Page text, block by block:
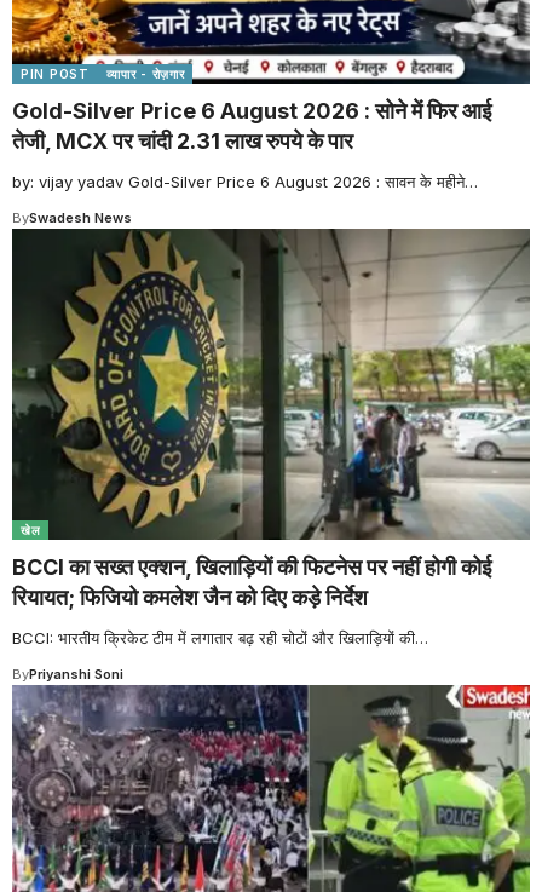
PIN POST व्यापार - रोज़गार
Gold-Silver Price 6 August 2026 : सोने में फिर आई
तेजी, MCX पर चांदी 2.31 लाख रुपये के पार
by: vijay yadav Gold-Silver Price 6 August 2026 : सावन के महीने…
BySwadesh News
खेल
BCCI का सख्त एक्शन, खिलाड़ियों की फिटनेस पर नहीं होगी कोई
रियायत; फिजियो कमलेश जैन को दिए कड़े निर्देश
BCCI: भारतीय क्रिकेट टीम में लगातार बढ़ रही चोटों और खिलाड़ियों की…
ByPriyanshi Soni